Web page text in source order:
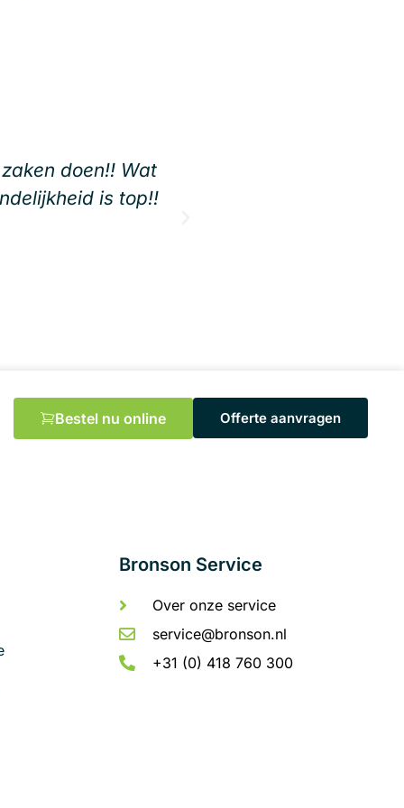
doen!! Wat
is top!!
Offerte aanvragen
Bestel nu online
Bronson Service
Over onze service
service@bronson.nl
+31 (0) 418 760 300